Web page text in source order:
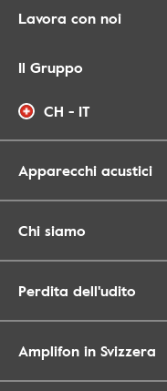
Lavora con noi
Il Gruppo
CH - IT
Apparecchi acustici
Chi siamo
Perdita dell'udito
Amplifon in Svizzera